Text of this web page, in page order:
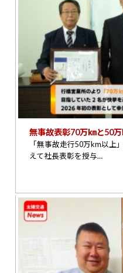
無事故表彰70万㎞と50
「無事故走行50万km以上
えて社長表彰を授与…